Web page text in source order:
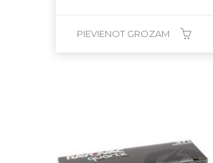
PIEVIENOT GROZAM